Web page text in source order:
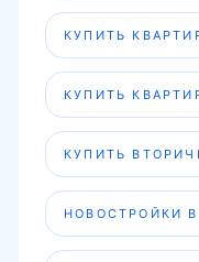
КУПИТЬ
КУПИТЬ
КУПИТЬ
НОВОСТРОЙКИ